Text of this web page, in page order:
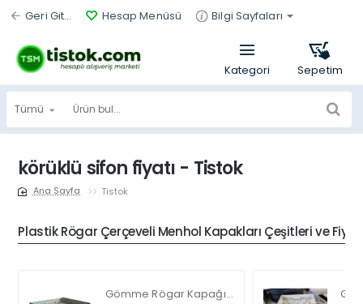
Geri Git... Hesap Menüsü Bilgi Sayfaları
Tümü
Ürün
bul...
körüklü sifon fiyatı - Tistok
Tistok
Plastik Rögar Çerçeveli Menhol Kapakları Çeşitleri ve
Gömme Rögar Kapağı - Seramik - Fayans Ve Mermer Zeminlerde - Gizli Çerçeve Kapak Çift Kulplu 45 X 45